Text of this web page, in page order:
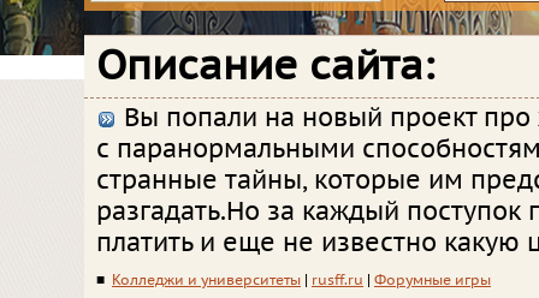
Описание сайта:
Вы попали на новый проект
с паранормальными
странные тайны, которые им
разгадать.Но за каждый поступок
платить и еще не известно какую
■ Колледжи и университеты rusff.ru Форумные игры